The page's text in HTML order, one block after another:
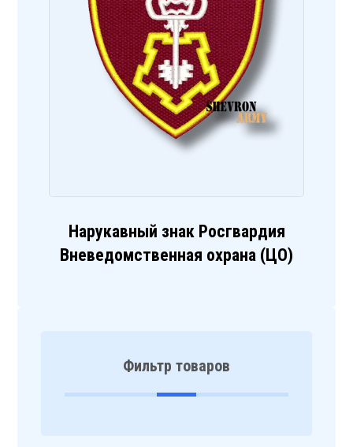
Нарукавный знак Росгвардия
Вневедомственная охрана (ЦО)
Фильтр товаров